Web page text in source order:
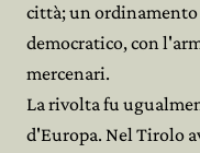
città; un
democratico, con
mercenari.
La rivolta fu
d'Europa. Nel Tirolo